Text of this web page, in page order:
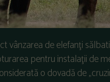
vânzarea de elefanţi
pentru instalaţii de
o dovadă de